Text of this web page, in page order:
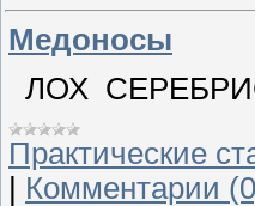
Медоносы
ЛОХ
Практические
Комментарии